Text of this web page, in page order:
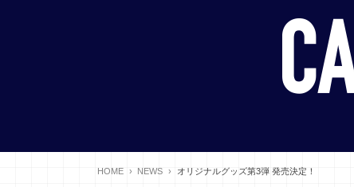
HOME NEWS オリジナルグッズ第3弾 発売決定！